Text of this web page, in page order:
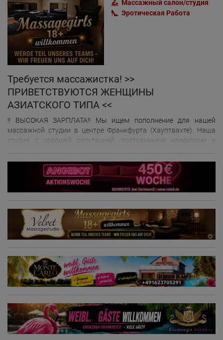
Массажный салон/студия
Эротическая Pабота
Требуется массажистка! >>
ПРИВЕТСТВУЮТСЯ ЖЕНЩИНЫ
АЗИАТСКОГО ТИПА <<
!! ВЫСОКАЯ ЗАРПЛАТА!! Мы ищем пополнение для нашей
массажной студии в центре Франкфурта (Хауптвахте). Наша
студия с хорошей репутацией, постоянными клиентами и
высококвалифицированную поддержку со стороны жителей
Франкфурта и его окрестностей. Ваши преимущества: • Гибкий
график работы – приветствуются работа по выходным или
почасовая работа • Возможна работа на неполный рабочий
день • Привлекательный потенциал для заработка • Теплая,
уважительная и гармоничная рабочая атмосфера Что вы
принесете с собой: • Опыт работы в сфере оздоровительного
или тантрического массажа (другие виды массажа будут
преимуществом) • Удовольствие от работы с людьми •
Теплота, честность и командный дух • Возраст от 18 до 50 лет
Независимо от того, живете ли вы во Франкфурте или
окрестностях – мы особенно заинтересованы в кандидатах,
которые полны энтузиазма и сопереживания. Подайте заявку
прямо сейчас и станьте частью нашей команды! Мы будем